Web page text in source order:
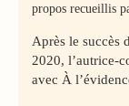
propos recueillis
Après le succès
2020, l’autrice-­
avec À